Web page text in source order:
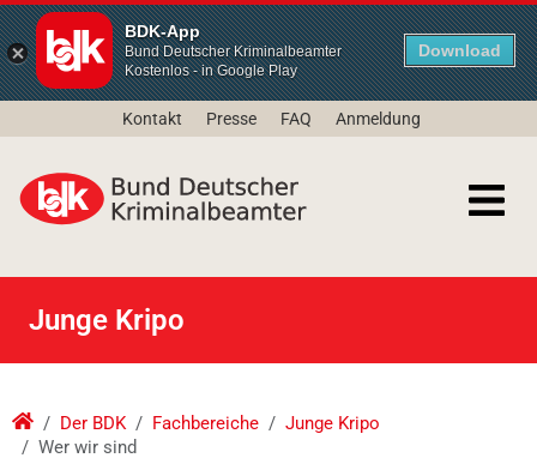
BDK-App
Bund Deutscher Kriminalbeamter
Kostenlos - in Google Play
Download
Kontakt Presse FAQ Anmeldung
Junge Kripo
Der BDK Fachbereiche
Junge Kripo
Wer wir sind